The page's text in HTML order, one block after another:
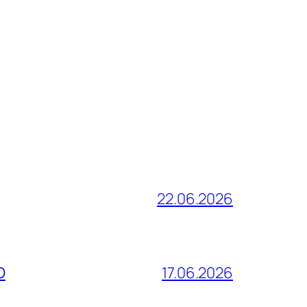
22.06.2026
17.06.2026